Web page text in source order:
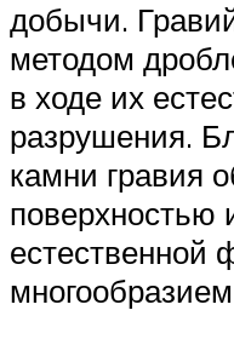
добычи.
методом
в ходе их
разрушения.
камни гравия
поверхностью
естественной